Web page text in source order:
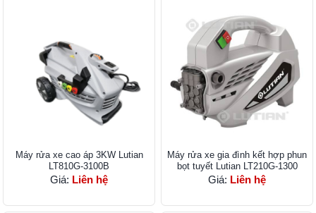
Máy rửa xe cao áp 3KW Lutian
LT810G-3100B
Giá: Liên hệ
Máy rửa xe gia đình kết hợp phun
bọt tuyết Lutian LT210G-1300
Giá: Liên hệ